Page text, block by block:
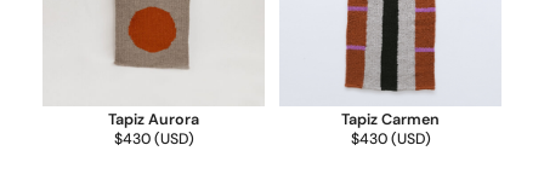
Tapiz Aurora
$430(USD)
Tapiz Carmen
$430(USD)